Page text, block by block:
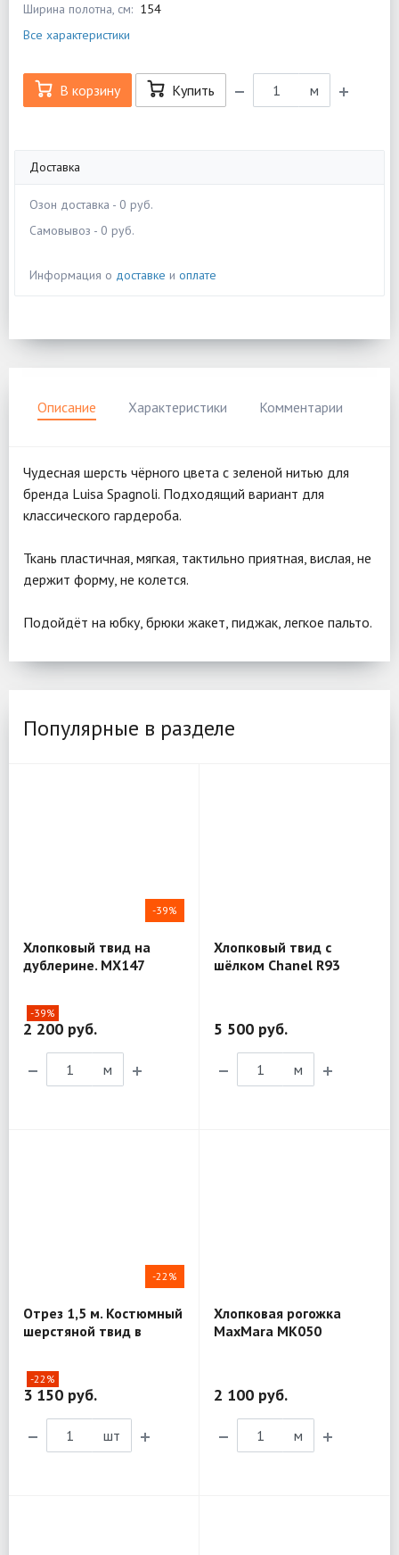
Ширина полотна, см: 154
Все характеристики
В корзину Купить м
Доставка
Озон доставка - 0 руб.
Самовывоз - 0 руб.
Информация о доставке и оплате
Описание Характеристики Комментарии
Чудесная шерсть чёрного цвета с зеленой нитью для
бренда Luisa Spagnoli. Подходящий вариант для
классического гардероба.
Ткань пластичная, мягкая, тактильно приятная, вислая, не
держит форму, не колется.
Подойдёт на юбку, брюки жакет, пиджак, легкое пальто.
Популярные в разделе
-39%
Хлопковый твид на
дублерине. MX147
-39%
2 200 руб.
м
Хлопковый твид с
шёлком Chanel R93
5 500 руб.
м
-22%
Отрез 1,5 м. Костюмный
шерстяной твид в
-22%
3 150 руб.
шт
Хлопковая рогожка
MaxMara MK050
2 100 руб.
м